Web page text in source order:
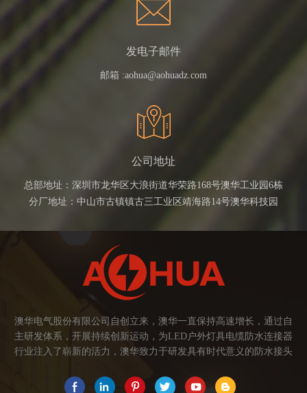
发电子邮件
邮箱 :aohua@aohuadz.com
公司地址
总部地址：深圳市龙华区大浪街道华荣路168号澳华工业园6栋
分厂地址：中山市古镇镇古三工业区靖海路14号澳华科技园
澳华电气股份有限公司自创立来，澳华一直保持高速增长，通过自
主研发体系，开展持续创新运动，为LED户外灯具电缆防水连接器
行业注入了崭新的活力，澳华致力于研发具有时代意义的防水接头
物生长灯、高铁动车、养殖畜牧、水族设备、发热瓷砖、船舶、油